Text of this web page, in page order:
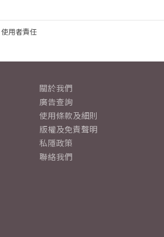
使用者責任
關於我們
廣告查詢
使用條款及細則
版權及免責聲明
私隱政策
聯絡我們